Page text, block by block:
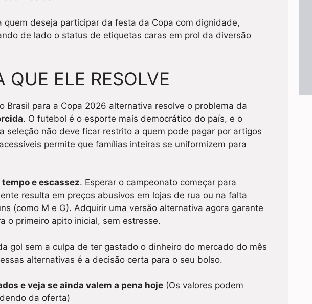
quem deseja participar da festa da Copa com dignidade,
de lado o status de etiquetas caras em prol da diversão
QUE ELE RESOLVE
Brasil para a Copa 2026 alternativa resolve o problema da
. O futebol é o esporte mais democrático do país, e o
seleção não deve ficar restrito a quem pode pagar por artigos
permite que famílias inteiras se uniformizem para
tempo e escassez. Esperar o campeonato começar para
resulta em preços abusivos em lojas de rua ou na falta
(como M e G). Adquirir uma versão alternativa agora garante
o primeiro apito inicial, sem estresse.
gol sem a culpa de ter gastado o dinheiro do mercado do mês
alternativas é a decisão certa para o seu bolso.
e veja se ainda valem a pena hoje (Os valores podem
da oferta)